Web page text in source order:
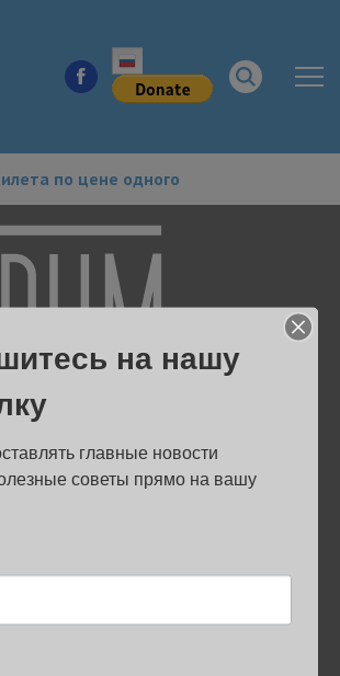
по цене одного
на нашу
главные новости
советы прямо на вашу